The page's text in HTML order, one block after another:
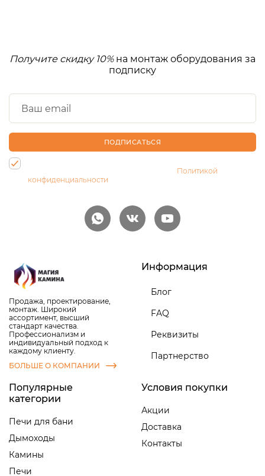
Получите скидку 10%на монтаж оборудования за
подписку
ПОДПИСАТЬСЯ
Политикой
конфиденциальности
Продажа, проектирование,
монтаж. Широкий
ассортимент, высший
стандарт качества.
Профессионализм и
индивидуальный подход к
каждому клиенту.
БОЛЬШЕ О КОМПАНИИ
Информация
Блог
FAQ
Реквизиты
Партнерство
Популярные
категории
Печи для бани
Дымоходы
Камины
Печи
Условия покупки
Акции
Доставка
Контакты